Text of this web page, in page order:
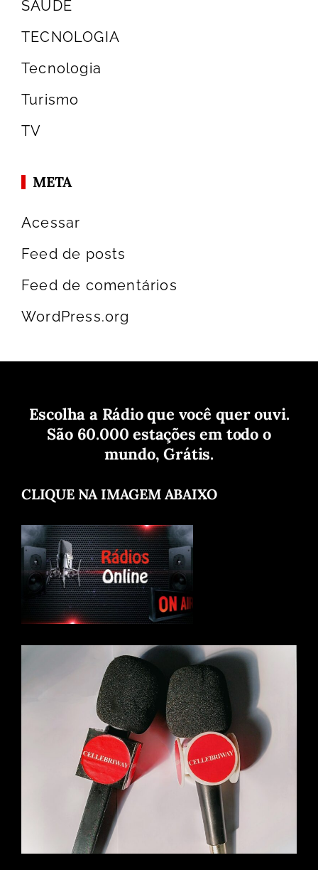
SAÚDE
TECNOLOGIA
Tecnologia
Turismo
TV
META
Acessar
Feed de posts
Feed de comentários
WordPress.org
Escolha a Rádio que você quer ouvi.
São 60.000 estações em todo o
mundo, Grátis.
CLIQUE NA IMAGEM ABAIXO